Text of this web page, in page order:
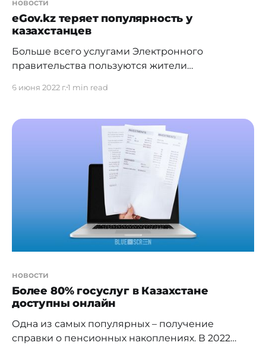
новости
eGov.kz теряет популярность у
казахстанцев
Больше всего услугами Электронного
правительства пользуются жители
статистики АСПиР РК подвели итоги
populyarnost-dolya-polzovatelej-uslug-
elektronnogo-pravitelstva-sokratilas] 2021 года по
использованию услуг Электронного
правительства в Казахстане. И результат
оказался самым низким за последние пять лет,
несмотря на развитие цифровизации в
Казахстане. Разбираемся подробнее в данных.
6 июня 2022 г.1 min read
новости
Более 80% госуслуг в Казахстане
доступны онлайн
Одна из самых популярных – получение
справки о пенсионных накоплениях. В 2022